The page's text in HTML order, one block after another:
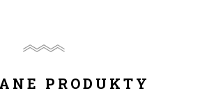
PRODUKTY